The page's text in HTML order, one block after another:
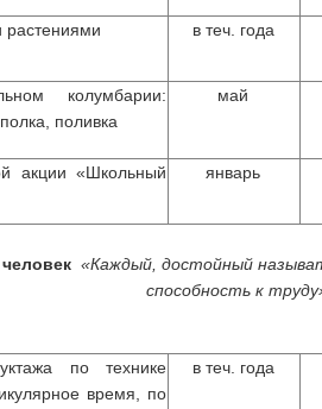
растениями в теч. года
колумбарии:
поливка
май
акции «Школьный
январь
«Каждый, достойный
способность к
по технике
время, по
в теч. года